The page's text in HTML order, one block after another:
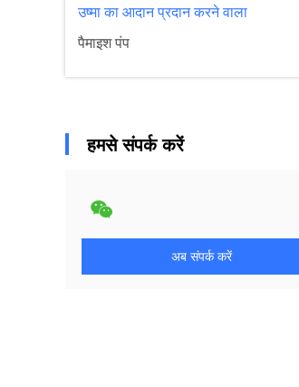
उष्मा का आदान प्रदान करने वाला
पैमाइश पंप
हमसे संपर्क करें
अब संपर्क करें